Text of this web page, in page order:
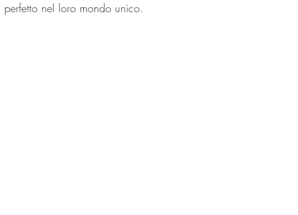
perfetto nel loro mondo unico.